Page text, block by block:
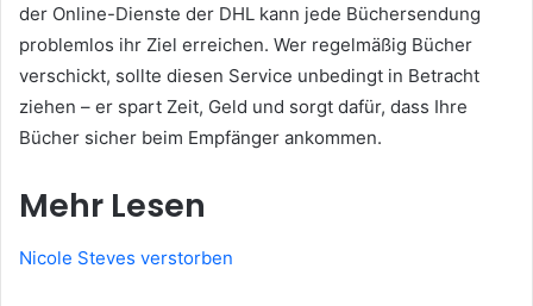
der Online-Dienste der DHL kann jede Büchersendung
problemlos ihr Ziel erreichen. Wer regelmäßig Bücher
verschickt, sollte diesen Service unbedingt in Betracht
ziehen – er spart Zeit, Geld und sorgt dafür, dass Ihre
Bücher sicher beim Empfänger ankommen.
Mehr Lesen
Nicole Steves verstorben